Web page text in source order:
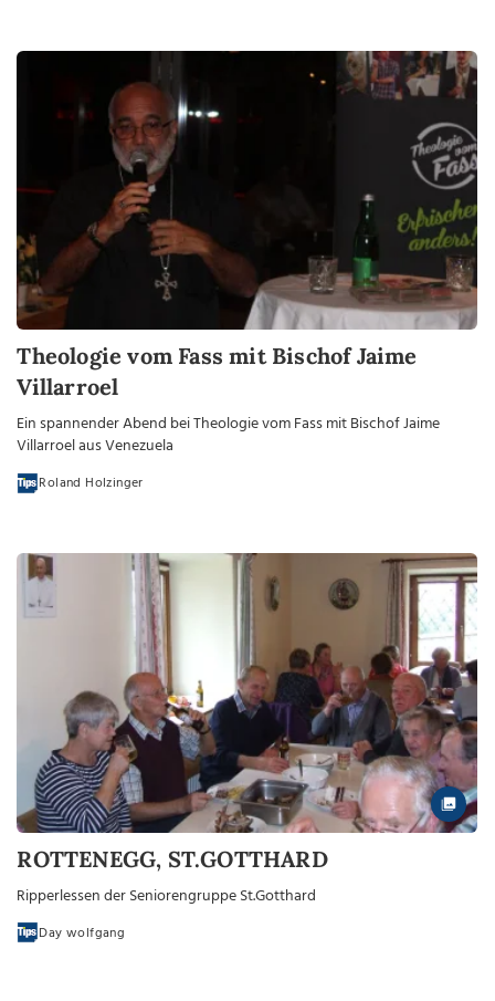
Theologie vom Fass mit Bischof Jaime
Villarroel
Ein spannender Abend bei Theologie vom Fass mit Bischof Jaime
Villarroel aus Venezuela
Roland Holzinger
ROTTENEGG, ST.GOTTHARD
Ripperlessen der Seniorengruppe St.Gotthard
Day wolfgang